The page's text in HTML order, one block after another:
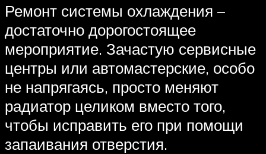
Ремонт системы охлаждения –
достаточно дорогостоящее
мероприятие. Зачастую сервисные
центры или автомастерские, особо
не напрягаясь, просто меняют
радиатор целиком вместо того,
чтобы исправить его при помощи
запаивания отверстия.